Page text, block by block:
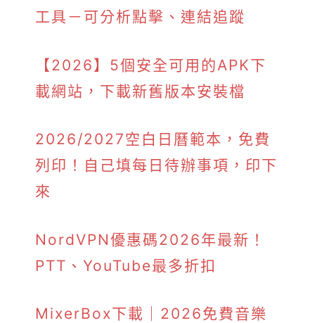
工具－可分析點擊、連結追蹤
【2026】5個安全可用的APK下
載網站，下載新舊版本安裝檔
2026/2027空白日曆範本，免費
列印！自己填每日待辦事項，印下
來
NordVPN優惠碼2026年最新！
PTT、YouTube最多折扣
MixerBox下載｜2026免費音樂